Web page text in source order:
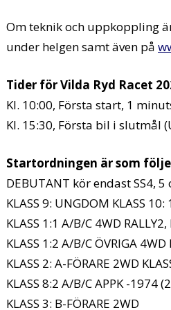
Om teknik och uppkoppling
under helgen samt även på
Tider för Vilda Ryd Racet
Kl. 10:00, Första start, 1
Kl. 15:30, Första bil i slutmål
Startordningen är som
DEBUTANT kör endast SS4, 5
KLASS 9: UNGDOM KLASS 10:
KLASS 1:1 A/B/C 4WD
KLASS 1:2 A/B/C ÖVRIGA 4WD
KLASS 2: A-FÖRARE 2WD
KLASS 8:2 A/B/C APPK -1974
KLASS 3: B-FÖRARE 2WD